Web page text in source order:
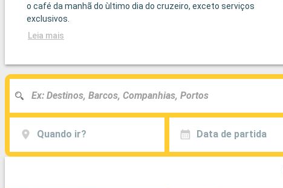
o café da manhã do ùltimo dia do cruzeiro, exceto serviços
exclusivos.
Leia mais
Quando ir? Data de partida